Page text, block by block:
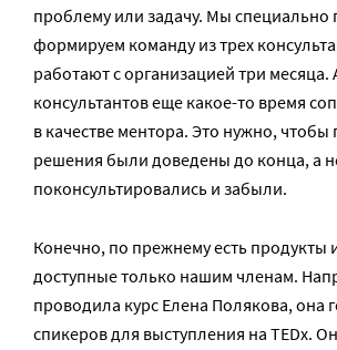
проблему или задачу. Мы специально
формируем команду из трех
работают с организацией три
консультантов еще какое-то время
в качестве ментора. Это нужно,
решения были доведены до конца, а
поконсультировались и забыли.
Конечно, по прежнему есть продукты
доступные только нашим членам.
проводила курс Елена Полякова, она
спикеров для выступления на TEDx.